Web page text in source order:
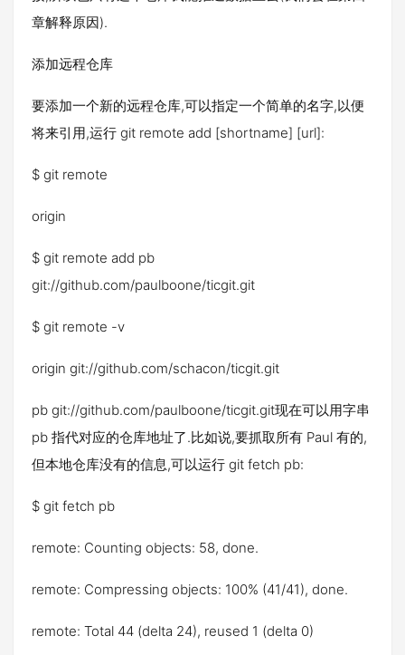
章解释原因).
添加远程仓库
要添加一个新的远程仓库,可以指定一个简单的名字,以便
将来引用,运行 git remote add [shortname] [url]:
$ git remote
origin
$ git remote add pb
git://github.com/paulboone/ticgit.git
$ git remote -v
origin git://github.com/schacon/ticgit.git
pb git://github.com/paulboone/ticgit.git现在可以用字串
pb 指代对应的仓库地址了.比如说,要抓取所有 Paul 有的,
但本地仓库没有的信息,可以运行 git fetch pb:
$ git fetch pb
remote: Counting objects: 58, done.
remote: Compressing objects: 100% (41/41), done.
remote: Total 44 (delta 24), reused 1 (delta 0)